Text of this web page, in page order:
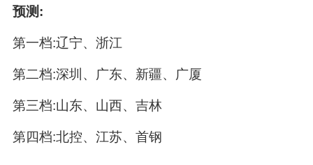
预测:
第一档:辽宁、浙江
第二档:深圳、广东、新疆、广厦
第三档:山东、山西、吉林
第四档:北控、江苏、首钢